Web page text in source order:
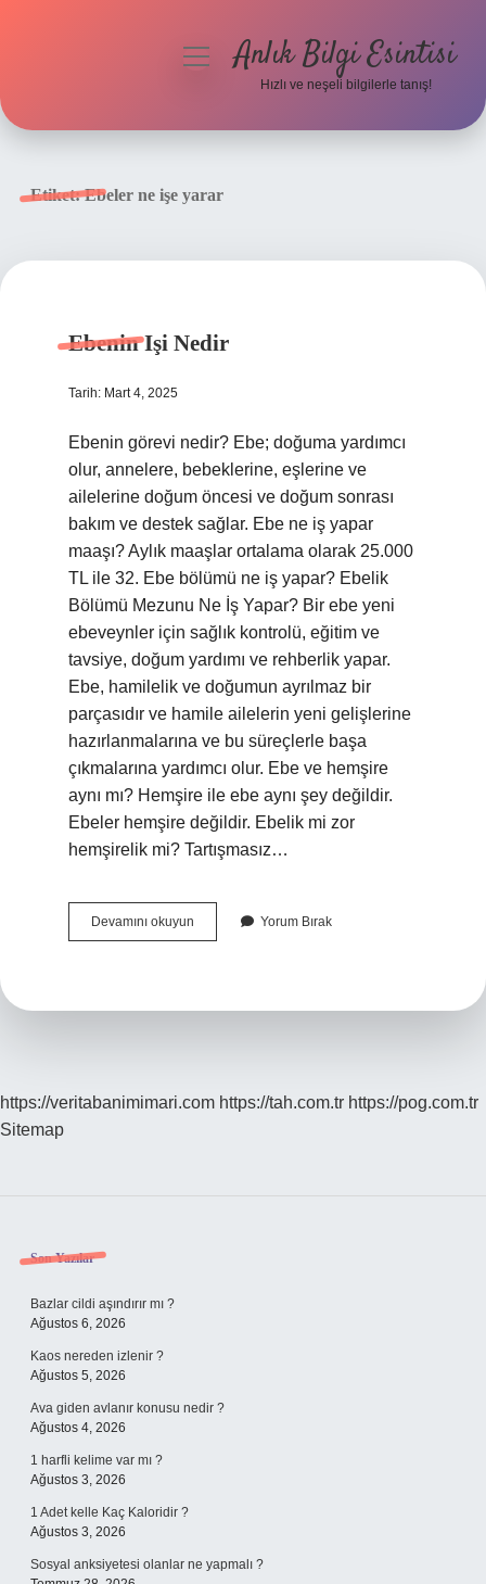
menüyüAnlık Bilgi Esintisi
Hızlı ve neşeli bilgilerle tanış!
Etiket:Ebeler ne işe yarar
Ebenin Işi Nedir
Tarih: Mart 4, 2025
Ebenin görevi nedir? Ebe; doğuma yardımcı
olur, annelere, bebeklerine, eşlerine ve
ailelerine doğum öncesi ve doğum sonrası
bakım ve destek sağlar. Ebe ne iş yapar
maaşı? Aylık maaşlar ortalama olarak 25.000
TL ile 32. Ebe bölümü ne iş yapar? Ebelik
Bölümü Mezunu Ne İş Yapar? Bir ebe yeni
ebeveynler için sağlık kontrolü, eğitim ve
tavsiye, doğum yardımı ve rehberlik yapar.
Ebe, hamilelik ve doğumun ayrılmaz bir
parçasıdır ve hamile ailelerin yeni gelişlerine
hazırlanmalarına ve bu süreçlerle başa
çıkmalarına yardımcı olur. Ebe ve hemşire
aynı mı? Hemşire ile ebe aynı şey değildir.
Ebeler hemşire değildir. Ebelik mi zor
hemşirelik mi? Tartışmasız…
Devamını okuyun
Işi
Yorum Bırak
https://veritabanimimari.com https://tah.com.tr https://pog.com.tr
Sitemap
Sidebar
Son Yazılar
Bazlar cildi aşındırır mı ?
Ağustos 6, 2026
Kaos nereden izlenir ?
Ağustos 5, 2026
Ava giden avlanır konusu nedir ?
Ağustos 4, 2026
1 harfli kelime var mı ?
Ağustos 3, 2026
1 Adet kelle Kaç Kaloridir ?
Ağustos 3, 2026
Sosyal anksiyetesi olanlar ne yapmalı ?